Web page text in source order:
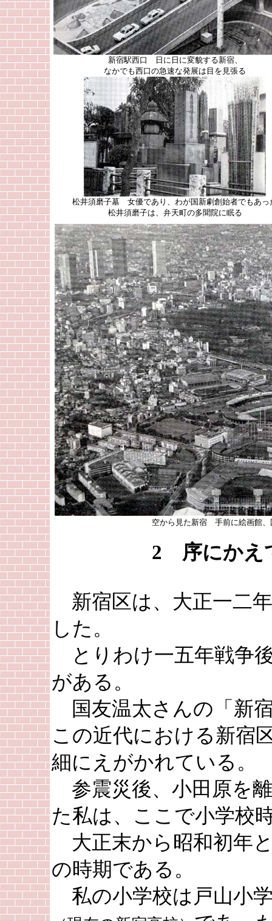
新宿駅西口 日に日に変貌する新宿、
なかでも西口の急速な発展は目を見張る
松井須磨子墓 女優であり、わが国新劇創始者でもあっ
松井須磨子は、弁天町の多聞院に眠る
空から見た新宿 手前に絵画館、
2 序にかえ
新宿区は、大正一二
した。
とりわけ一五年戦争
がある。
国友温太さんの「新
この近代における新宿
細にえがかれている。
参震災後、小田原を
た私は、ここで小学校
大正末から昭和初年
の時期である。
私の小学校は戸山小